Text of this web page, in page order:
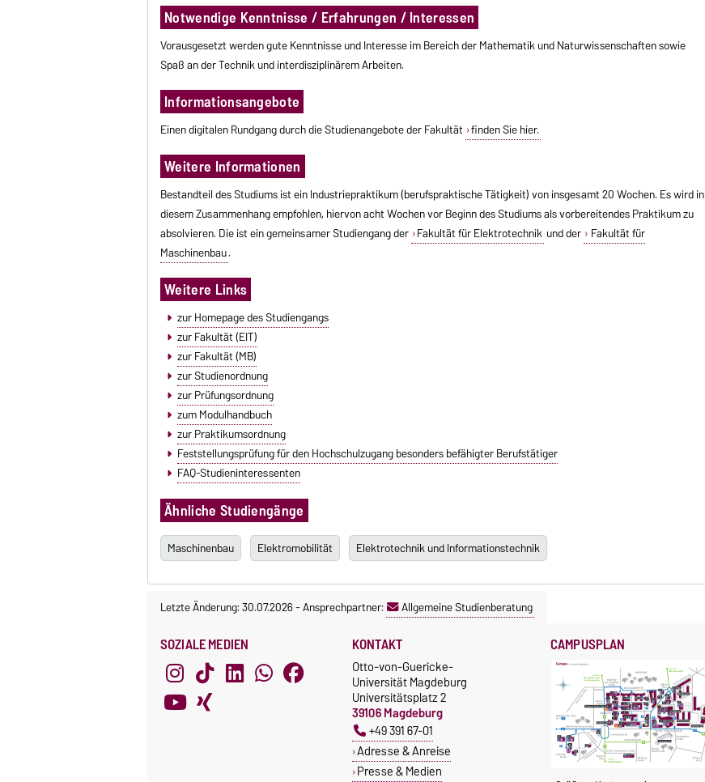
Notwendige Kenntnisse / Erfahrungen / Interessen
Vorausgesetzt werden gute Kenntnisse und Interesse im Bereich der Mathematik und Naturwissenschaften sowie
Spaß an der Technik und interdisziplinärem Arbeiten.
Informationsangebote
Einen digitalen Rundgang durch die Studienangebote der Fakultät finden Sie hier.
Weitere Informationen
Bestandteil des Studiums ist ein Industriepraktikum (berufspraktische Tätigkeit) von insgesamt 20 Wochen. Es wird in
diesem Zusammenhang empfohlen, hiervon acht Wochen vor Beginn des Studiums als vorbereitendes Praktikum zu
absolvieren. Die ist ein gemeinsamer Studiengang der Fakultät für Elektrotechnik und der Fakultät für
Maschinenbau.
Weitere Links
zur Homepage des Studiengangs
zur Fakultät (EIT)
zur Fakultät (MB)
zur Studienordnung
zur Prüfungsordnung
zum Modulhandbuch
zur Praktikumsordnung
Feststellungsprüfung für den Hochschulzugang besonders befähigter Berufstätiger
FAQ-Studieninteressenten
Ähnliche Studiengänge
Maschinenbau Elektromobilität Elektrotechnik und Informationstechnik
Letzte Änderung: 30.07.2026-Ansprechpartner: Allgemeine Studienberatung
SOZIALE MEDIEN KONTAKT
Otto-von-Guericke-
Universität Magdeburg
Universitätsplatz 2
39106 Magdeburg
+49 391 67-01
Adresse & Anreise
Presse & Medien
CAMPUSPLAN